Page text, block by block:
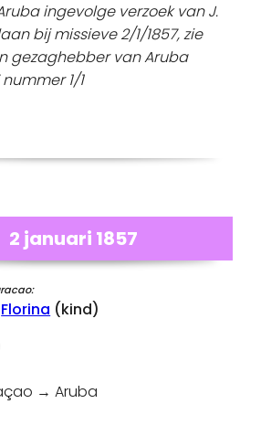
ingevolge verzoek van J.
bij missieve 2/1/1857, zie
gezaghebber van Aruba
1/1
2 januari 1857
Florina (kind)
→ Aruba